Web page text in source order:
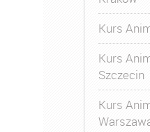
Kurs
Kurs
Szczecin
Kurs